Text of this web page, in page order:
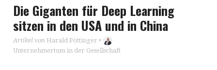
Die Giganten für Deep Learning
sitzen in den USA und in China
Artikel von Harald Pöttinger •
Unternehmertum in der Gesellschaft